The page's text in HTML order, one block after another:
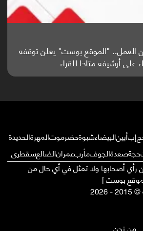
سباق أبحاث ألزهايمر بدراسة
(ترجمة)
إبأبينالبيضاءشبوةحضرموتالمهرةالحديدة
حجةصعدةالجوفمأربعمرانالضالعسقطرى
عن رأي أصحابها ولا تمثل في أي حال من
بوست ]
من نحن